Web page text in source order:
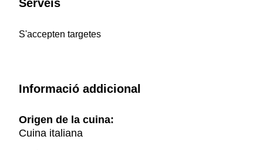
Serveis
S'accepten targetes
Informació addicional
Origen de la cuina:
Cuina italiana